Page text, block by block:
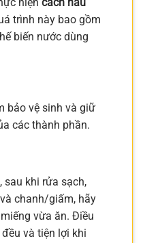
hiện cách nấu
trình này bao gồm
biến nước dùng
bảo vệ sinh và giữ
các thành phần.
sau khi rửa sạch,
chanh/giấm, hãy
vừa ăn. Điều
và tiện lợi khi